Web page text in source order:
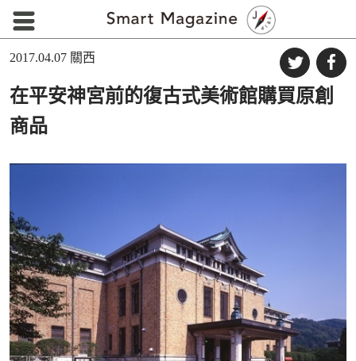
2017.04.07 關西
在平安神宮前的復古式美術館購買原創
商品